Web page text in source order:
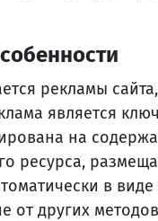
рекламы
является
на
ресурса,
в
от других